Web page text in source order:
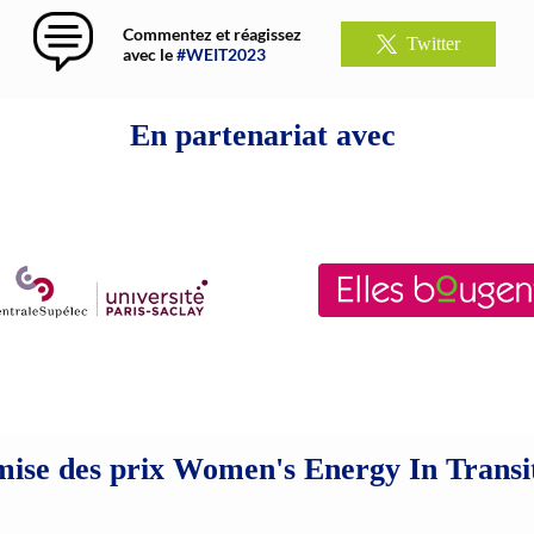
Commentez et réagissez
avec le#WEIT2023
Twitter
En partenariat avec
des prix Women's Energy In